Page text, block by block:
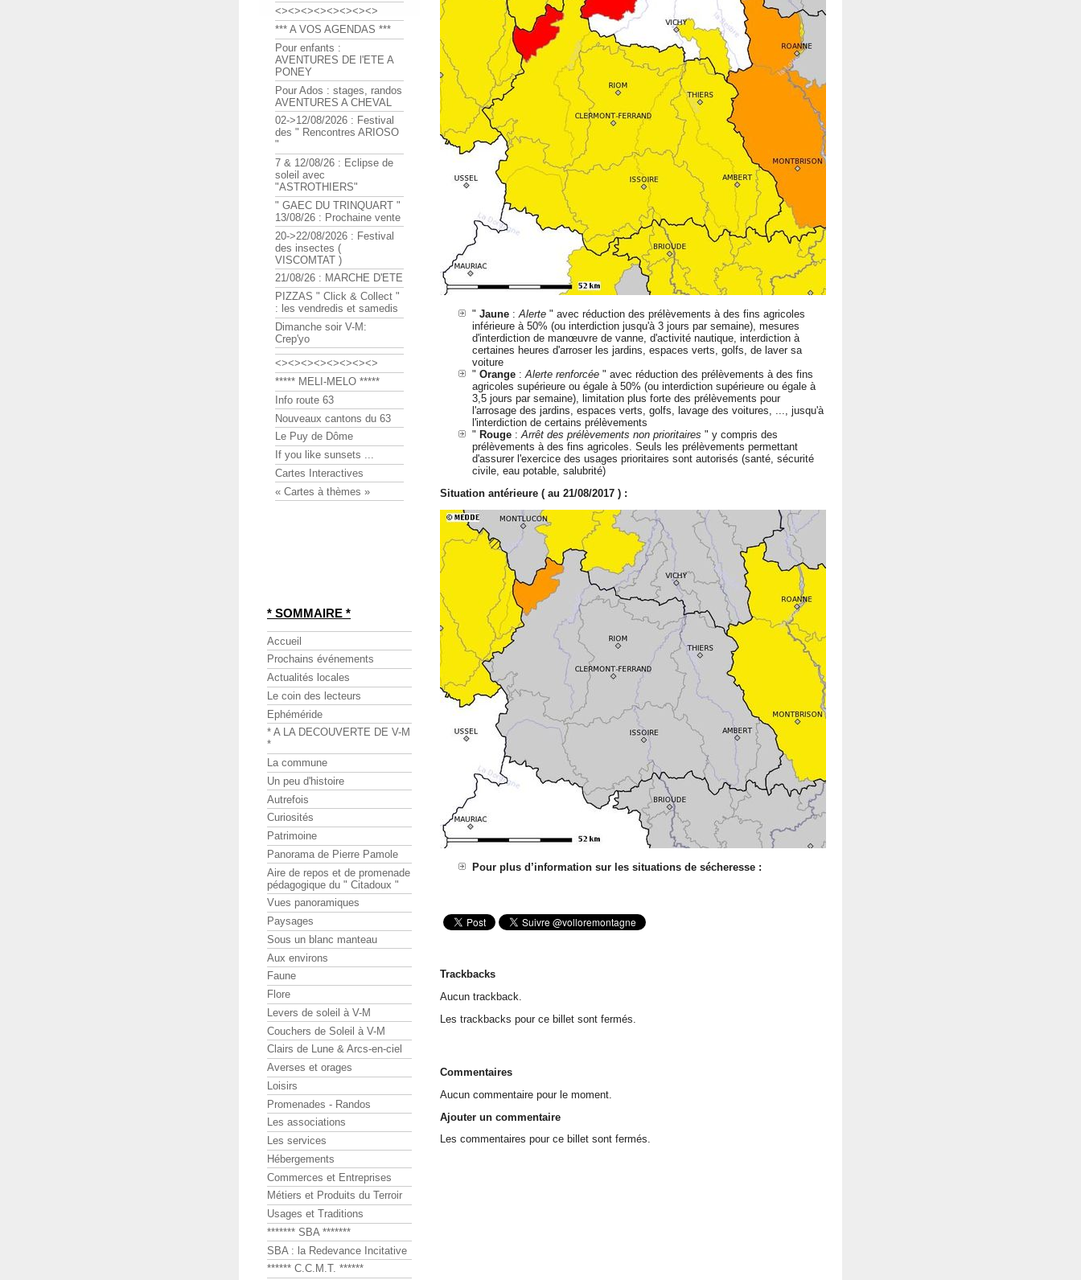
" Jaune :Alerte " avec réduction des prélèvements à des fins agricoles
inférieure à 50% (ou interdiction jusqu'à 3 jours par semaine), mesures
d'interdiction de manœuvre de vanne, d'activité nautique, interdiction à
certaines heures d'arroser les jardins, espaces verts, golfs, de laver sa
voiture
" Orange :Alerte renforcée " avec réduction des prélèvements à des fins
agricoles supérieure ou égale à 50% (ou interdiction supérieure ou égale à
3,5 jours par semaine), limitation plus forte des prélèvements pour
l'arrosage des jardins, espaces verts, golfs, lavage des voitures, ..., jusqu'à
l'interdiction de certains prélèvements
" Rouge :Arrêt des prélèvements non prioritaires " y compris des
prélèvements à des fins agricoles. Seuls les prélèvements permettant
d'assurer l'exercice des usages prioritaires sont autorisés (santé, sécurité
civile, eau potable, salubrité)
Situation antérieure ( au 21/08/2017 ) :
Pour plus d’information sur les situations de sécheresse :
Trackbacks
Aucun trackback.
Les trackbacks pour ce billet sont fermés.
Commentaires
Aucun commentaire pour le moment.
Ajouter un commentaire
Les commentaires pour ce billet sont fermés.
<><><><><><><><>
*** A VOS AGENDAS ***
Pour enfants :
AVENTURES DE l'ETE A
PONEY
Pour Ados : stages, randos
AVENTURES A CHEVAL
02->12/08/2026 : Festival
des " Rencontres ARIOSO
"
7 & 12/08/26 : Eclipse de
soleil avec
"ASTROTHIERS"
" GAEC DU TRINQUART "
13/08/26 : Prochaine vente
20->22/08/2026 : Festival
des insectes (
VISCOMTAT )
21/08/26 : MARCHE D'ETE
PIZZAS " Click & Collect "
: les vendredis et samedis
Dimanche soir V-M:
Crep'yo
<><><><><><><><>
***** MELI-MELO *****
Info route 63
Nouveaux cantons du 63
Le Puy de Dôme
If you like sunsets ...
Cartes Interactives
« Cartes à thèmes »
* SOMMAIRE *
Accueil
Prochains événements
Actualités locales
Le coin des lecteurs
Ephéméride
* A LA DECOUVERTE DE V-M
*
La commune
Un peu d'histoire
Autrefois
Curiosités
Patrimoine
Panorama de Pierre Pamole
Aire de repos et de promenade
pédagogique du " Citadoux "
Vues panoramiques
Paysages
Sous un blanc manteau
Aux environs
Faune
Flore
Levers de soleil à V-M
Couchers de Soleil à V-M
Clairs de Lune & Arcs-en-ciel
Averses et orages
Loisirs
Promenades - Randos
Les associations
Les services
Hébergements
Commerces et Entreprises
Métiers et Produits du Terroir
Usages et Traditions
******* SBA *******
SBA : la Redevance Incitative
****** C.C.M.T. ******